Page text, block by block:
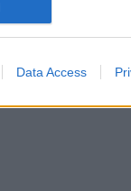
Data Access